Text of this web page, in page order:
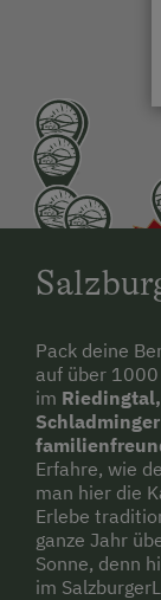
Urlaub
Urlaub
Pack deine
auf über 1000
im
Erfahre, wie
man hier die
Erlebe
ganze Jahr
Sonne, denn
im